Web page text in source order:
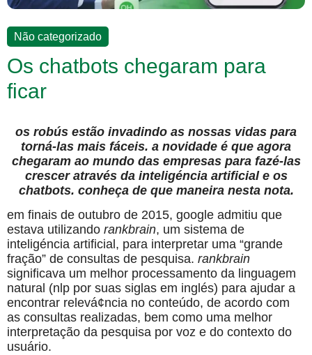
Não categorizado
Os chatbots chegaram para
ficar
os robús estão invadindo as nossas vidas para
torná-las mais fáceis. a novidade é que agora
chegaram ao mundo das empresas para fazé-las
crescer através da inteligéncia artificial e os
chatbots. conheça de que maneira nesta nota.
em finais de outubro de 2015, google admitiu que
estava utilizando rankbrain, um sistema de
inteligéncia artificial, para interpretar uma “grande
fração” de consultas de pesquisa. rankbrain
significava um melhor processamento da linguagem
natural (nlp por suas siglas em inglés) para ajudar a
encontrar relevá¢ncia no conteúdo, de acordo com
as consultas realizadas, bem como uma melhor
interpretação da pesquisa por voz e do contexto do
usuário.